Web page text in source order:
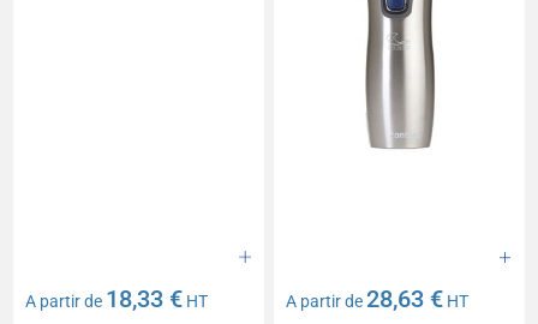
A partir de 18,33 € HT A partir de28,63 € HT